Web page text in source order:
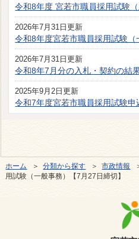
令和8年度 宮若市職員採用試験
2026年7月31日更新
令和8年度宮若市職員採用試験（
2026年7月31日更新
令和8年7月分の入札・契約の結
2025年9月2日更新
令和7年度宮若市職員採用試験申
ホーム ＞分類から探す ＞市政情報
用試験（一般事務）【7月27日締切】